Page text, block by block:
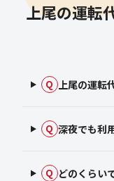
上尾の運転
Q 上尾の運転
Q 深夜でも利
Q どのくらい